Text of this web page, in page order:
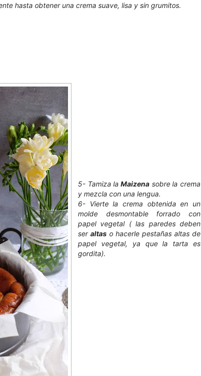
hasta obtener una crema suave, lisa y sin grumitos.
5- Tamiza la Maizena sobre la crema
y mezcla con una lengua.
6- Vierte la crema obtenida en un
molde desmontable forrado con
papel vegetal ( las paredes deben
ser altas o hacerle pestañas altas de
papel vegetal, ya que la tarta es
gordita).